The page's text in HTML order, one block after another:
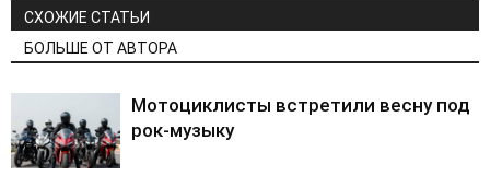
СХОЖИЕ СТАТЬИ
БОЛЬШЕ ОТ АВТОРА
Мотоциклисты встретили весну под
рок-музыку